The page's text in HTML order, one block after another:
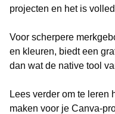
projecten en het is
Voor scherpere
en kleuren, biedt een
dan wat de native tool
Lees verder om te leren
maken voor je Canva-